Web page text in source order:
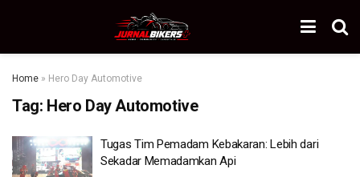
Home » Hero Day Automotive
Tag: Hero Day Automotive
Tugas Tim Pemadam Kebakaran: Lebih dari
Sekadar Memadamkan Api